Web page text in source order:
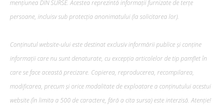
mențiunea DIN SURSE. Acestea reprezintă informații furnizate de terțe
persoane, incluisv sub protecția anonimatului (la solicitarea lor).
Conținutul website-ului este destinat exclusiv informării publice și conține
informații care nu sunt denaturate, cu excepția articolelor de tip pamflet în
care se face această precizare. Copierea, reproducerea, recompilarea,
modificarea, precum şi orice modalitate de exploatare a conținutului acestui
website (în limita a 500 de caractere, fără a cita sursa) este interzisă. Atenție!